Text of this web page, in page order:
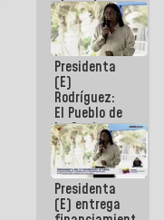
obras de
rehabilitación
de Escuela
Militar de
Mamo en La
Guaira
Presidenta
(E)
Rodríguez:
El Pueblo de
La Guaira
siempre
estará
acompañada
por el
Gobierno
Presidenta
(E) entrega